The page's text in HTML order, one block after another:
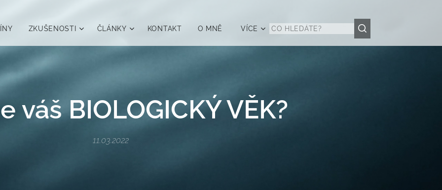
ZKUŠENOSTI ČLÁNKY KONTAKT O MNĚ VÍCE
váš BIOLOGICKÝ VĚK?
11.03.2022